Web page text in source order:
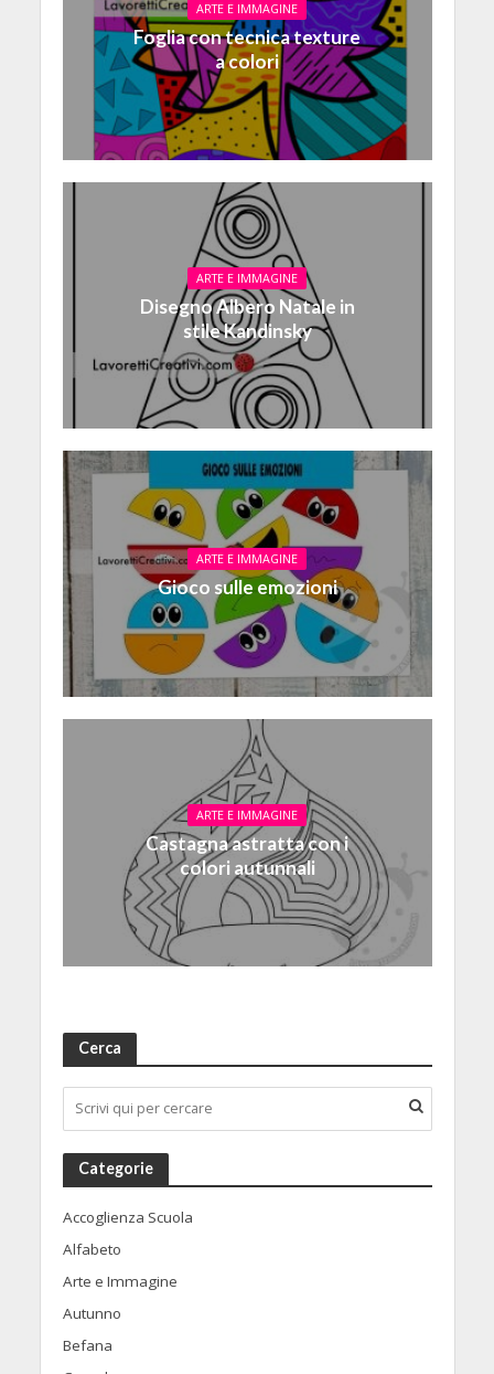
ARTE E IMMAGINE
Foglia con tecnica texture
a colori
ARTE E IMMAGINE
Disegno Albero Natale in
stile Kandinsky
ARTE E IMMAGINE
Gioco sulle emozioni
ARTE E IMMAGINE
Castagna astratta con i
colori autunnali
Cerca
Categorie
Accoglienza Scuola
Alfabeto
Arte e Immagine
Autunno
Befana